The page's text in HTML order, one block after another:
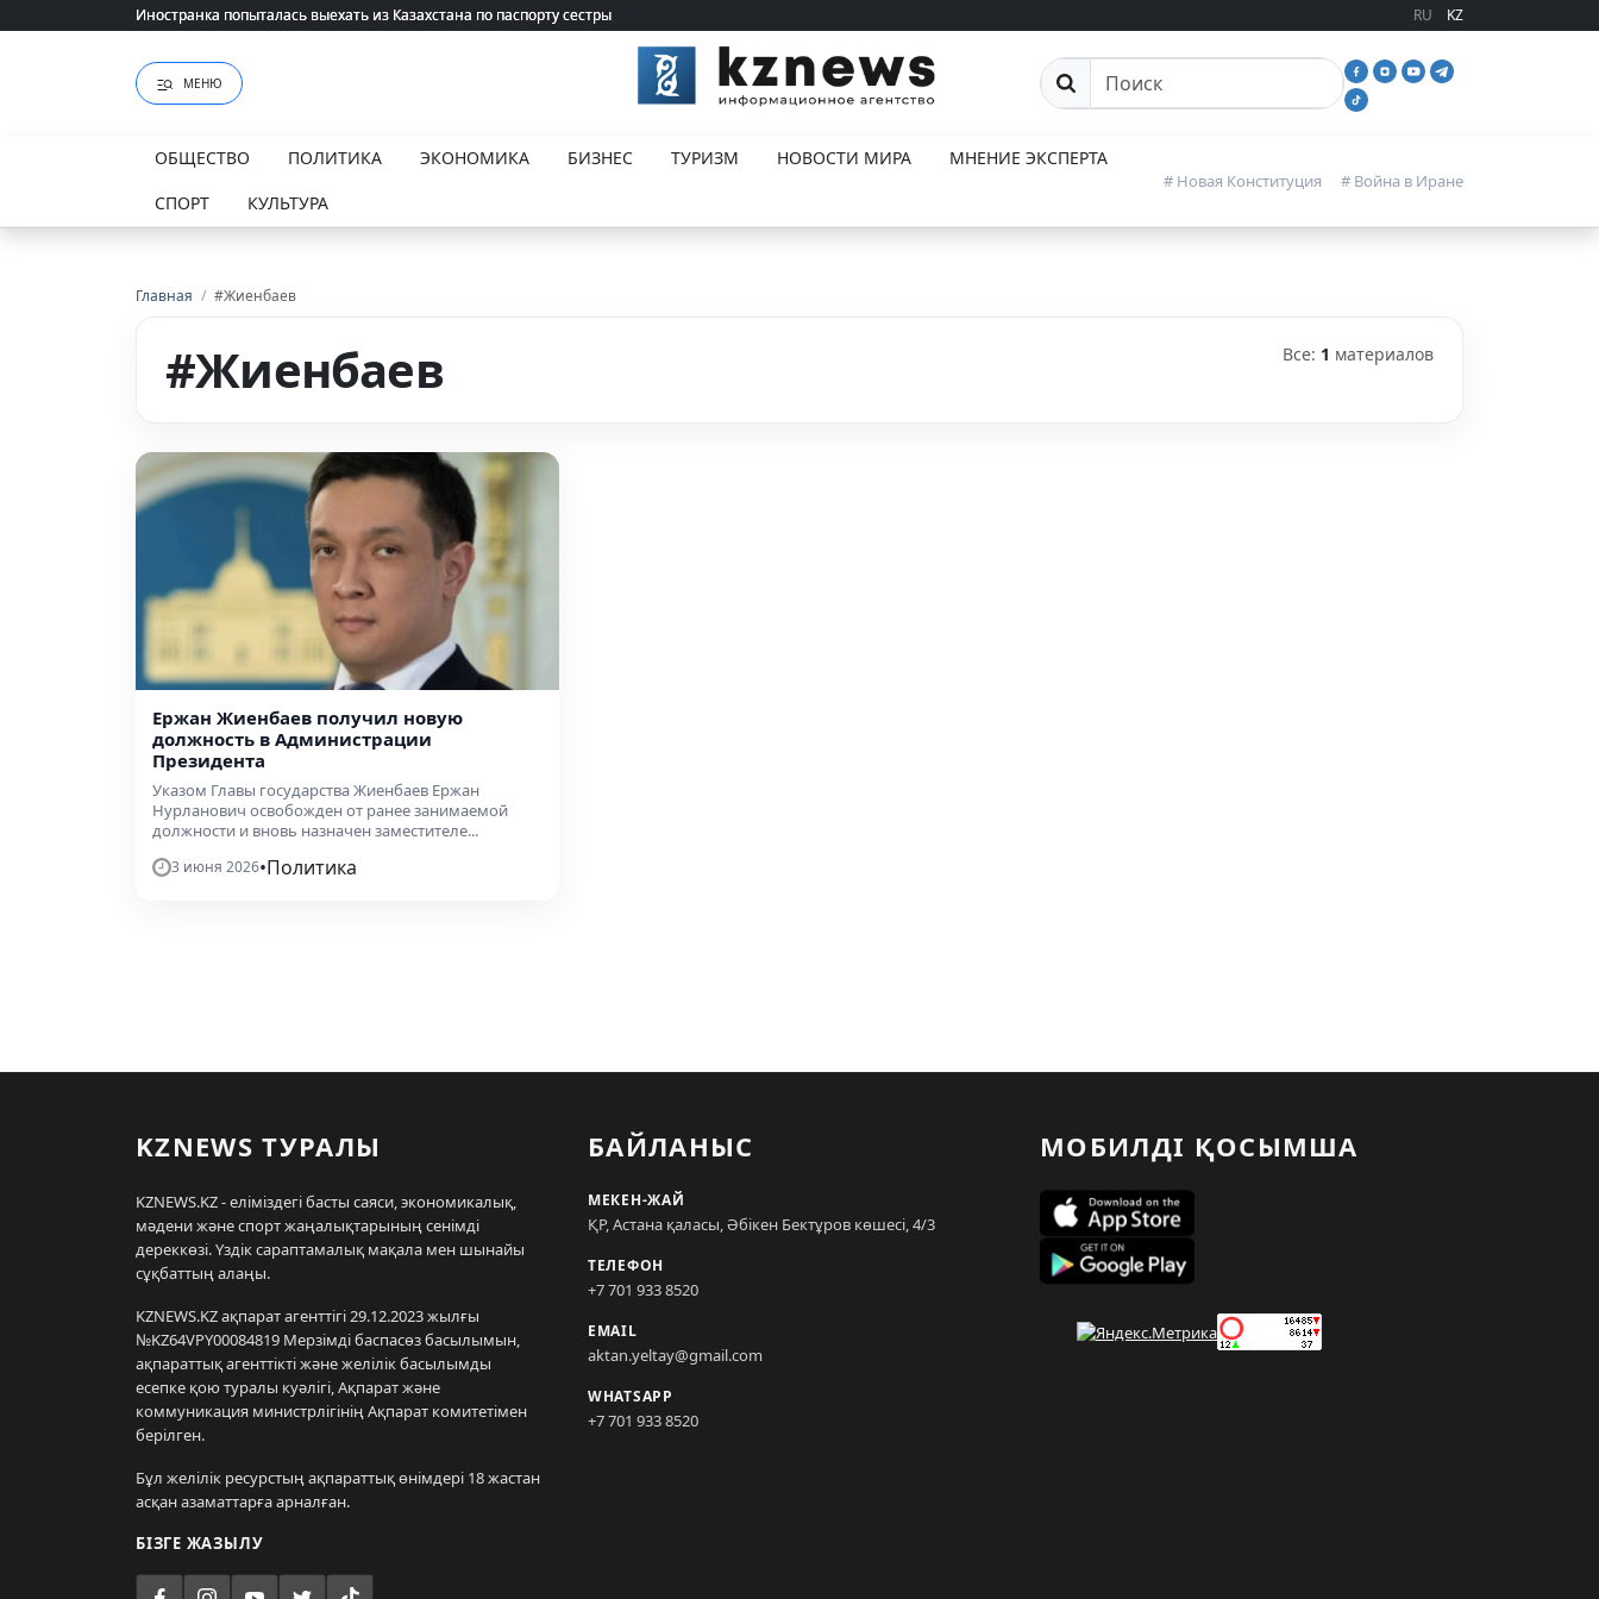
Иностранка попыталась выехать из Казахстана по паспорту сестры
Иностранка попыталась выехать из Казахстана по паспорту сестры RU KZ
МЕНЮ Поиск
ОБЩЕСТВО ПОЛИТИКА ЭКОНОМИКА БИЗНЕС ТУРИЗМ НОВОСТИ МИРА
МНЕНИЕ ЭКСПЕРТА
СПОРТ
КУЛЬТУРА
# Новая Конституция # Война в Иране
Главная / #Жиенбаев
#Жиенбаев Все: 1 материалов
Ержан Жиенбаев получил новую
должность в Администрации
Президента
Указом Главы государства Жиенбаев Ержан
Нурланович освобожден от ранее занимаемой
должности и вновь назначен заместителе...
3 июня 2026•Политика
KZNEWS ТУРАЛЫ
KZNEWS.KZ - еліміздегі басты саяси, экономикалық,
мәдени және спорт жаңалықтарының сенімді
дереккөзі. Үздік сараптамалық мақала мен шынайы
сұқбаттың алаңы.
KZNEWS.KZ ақпарат агенттігі 29.12.2023 жылғы
№KZ64VPY00084819 Мерзімді баспасөз басылымын,
ақпараттық агенттікті және желілік басылымды
есепке қою туралы куәлігі, Ақпарат және
коммуникация министрлігінің Ақпарат комитетімен
берілген.
Бұл желілік ресурстың ақпараттық өнімдері 18 жастан
асқан азаматтарға арналған.
БІЗГЕ ЖАЗЫЛУ
БАЙЛАНЫС
МЕКЕН-ЖАЙ
ҚР, Астана қаласы, Әбікен Бектұров көшесі, 4/3
ТЕЛЕФОН
+7 701 933 8520
EMAIL
aktan.yeltay@gmail.com
WHATSAPP
+7 701 933 8520
МОБИЛДІ ҚОСЫМША